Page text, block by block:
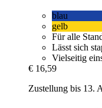
blau
gelb
Für alle
Lässt sich
Vielseitig
€ 16,59
Zustellung bis 13.